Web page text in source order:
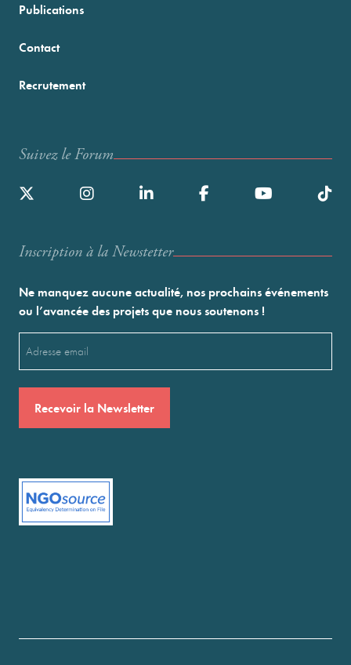
Publications
Contact
Recrutement
Suivez le Forum
Inscription à la Newstetter
Ne manquez aucune actualité, nos prochains événements
ou l’avancée des projets que nous soutenons !
(Nécessaire)